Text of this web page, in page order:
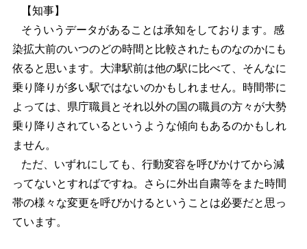
【知事】
そういうデータがあることは承知をしております。感
染拡大前のいつのどの時間と比較されたものなのかにも
依ると思います。大津駅前は他の駅に比べて、そんなに
乗り降りが多い駅ではないのかもしれません。時間帯に
よっては、県庁職員とそれ以外の国の職員の方々が大勢
乗り降りされているというような傾向もあるのかもしれ
ません。
ただ、いずれにしても、行動変容を呼びかけてから減
ってないとすればですね。さらに外出自粛等をまた時間
帯の様々な変更を呼びかけるということは必要だと思っ
ています。